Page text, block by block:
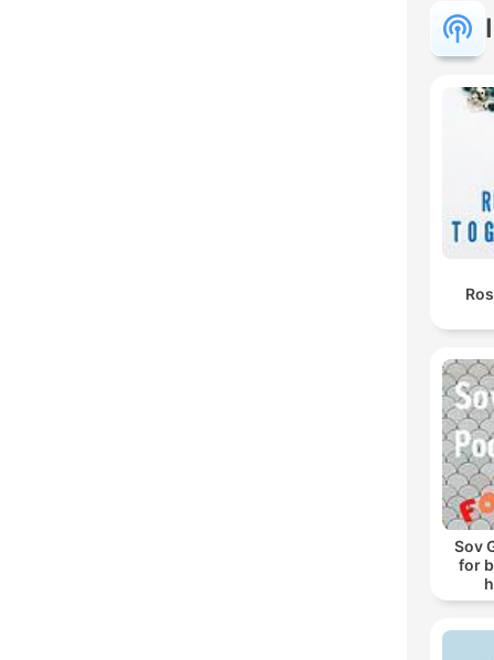
Sov
for